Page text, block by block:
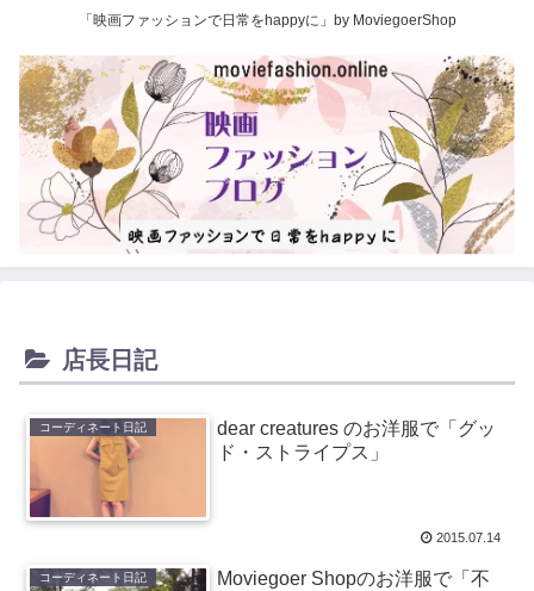
「映画ファッションで日常をhappyに」by MoviegoerShop
店長日記
コーディネート日記
dear creatures のお洋服で「グッ
ド・ストライプス」
2015.07.14
コーディネート日記
Moviegoer Shopのお洋服で「不